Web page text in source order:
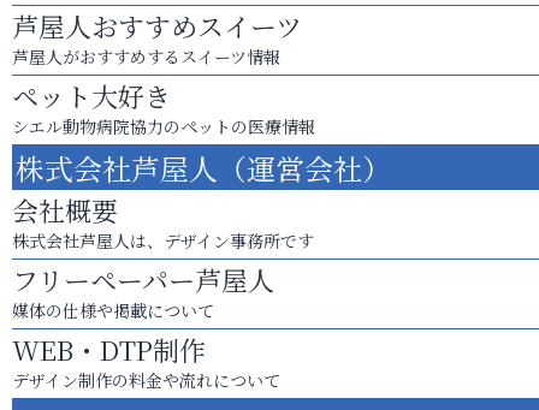
芦屋人おすすめスイーツ
芦屋人がおすすめするスイーツ情報
ペット大好き
シエル動物病院協力のペットの医療情報
株式会社芦屋人（運営会社）
会社概要
株式会社芦屋人は、デザイン事務所です
フリーペーパー芦屋人
媒体の仕様や掲載について
WEB・DTP制作
デザイン制作の料金や流れについて